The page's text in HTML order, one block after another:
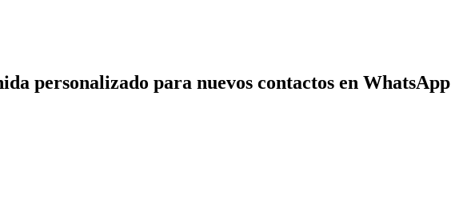
personalizado para nuevos contactos en WhatsApp